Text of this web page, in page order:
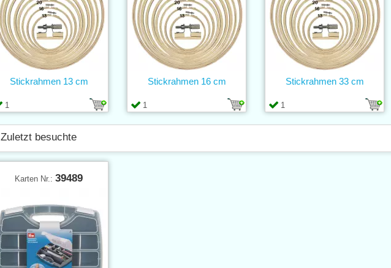
1
Stickrahmen 13 cm
1
Stickrahmen 16 cm
1
Stickrahmen 33 cm
Zuletzt besuchte
Karten Nr.: 39489